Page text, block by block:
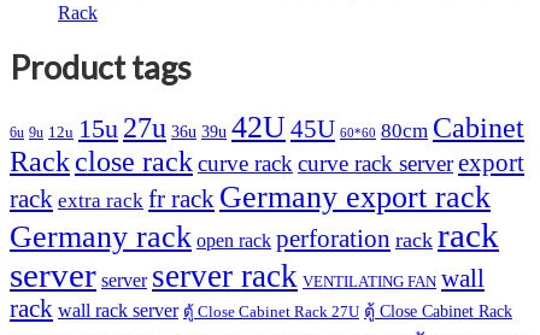
Rack
Product tags
6u 9u 12u 15u 27u 36u 39u 42U45U 60*60 80cm Cabinet
Rackclose rackcurve rack curve rack serverexport
rack extra rack fr rack Germany export rack
Germany rack open rack perforation rack rack
server server server rack VENTILATING FAN wall
rack wall rack server ตู้ Close Cabinet Rack 27U ตู้ Close Cabinet Rack